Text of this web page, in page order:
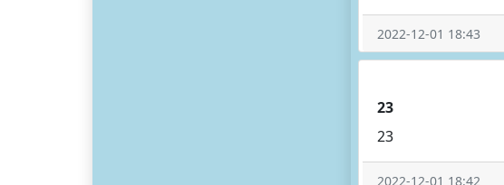
2022-12-01 18:43
23
23
2022-12-01 18:42